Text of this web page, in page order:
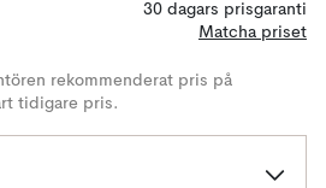
30 dagars prisgaranti
Matcha priset
rekommenderat pris på
tidigare pris.